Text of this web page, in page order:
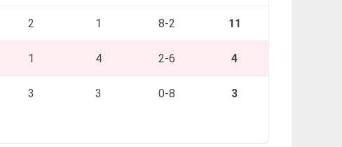
2 1 8-2 11
1 4 2-6 4
3 3 0-8 3